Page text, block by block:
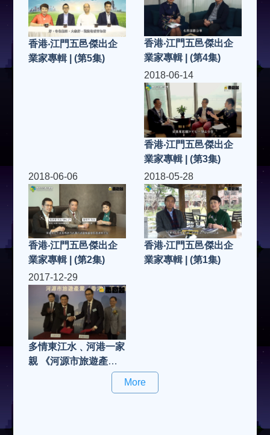
香港‧江門五邑傑出企
業家專輯 | (第5集)
香港‧江門五邑傑出企
業家專輯 | (第4集)
2018-06-14
香港‧江門五邑傑出企
業家專輯 | (第3集)
2018-06-06
香港‧江門五邑傑出企
業家專輯 | (第2集)
2018-05-28
香港‧江門五邑傑出企
業家專輯 | (第1集)
2017-12-29
多情東江水﹑河港一家
親 《河源市旅遊產業
More